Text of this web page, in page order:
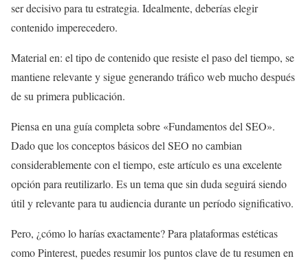
ser decisivo para tu estrategia. Idealmente, deberías elegir
contenido imperecedero.
Material en: el tipo de contenido que resiste el paso del tiempo, se
mantiene relevante y sigue generando tráfico web mucho después
de su primera publicación.
Piensa en una guía completa sobre «Fundamentos del SEO».
Dado que los conceptos básicos del SEO no cambian
considerablemente con el tiempo, este artículo es una excelente
opción para reutilizarlo. Es un tema que sin duda seguirá siendo
útil y relevante para tu audiencia durante un período significativo.
Pero, ¿cómo lo harías exactamente? Para plataformas estéticas
como Pinterest, puedes resumir los puntos clave de tu resumen en